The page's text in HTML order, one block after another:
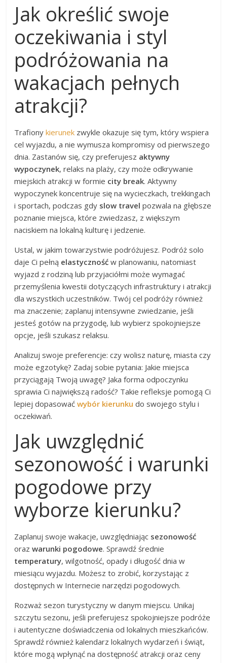
Jak określić swoje
oczekiwania i styl
podróżowania na
wakacjach pełnych
atrakcji?
Trafionykierunek zwykle okazuje się tym, który wspiera
cel wyjazdu, a nie wymusza kompromisy od pierwszego
dnia. Zastanów się, czy preferujesz aktywny
wypoczynek, relaks na plaży, czy może odkrywanie
miejskich atrakcji w formie city break. Aktywny
wypoczynek koncentruje się na wycieczkach, trekkingach
i sportach, podczas gdy slow travel pozwala na głębsze
poznanie miejsca, które zwiedzasz, z większym
naciskiem na lokalną kulturę i jedzenie.
Ustal, w jakim towarzystwie podróżujesz. Podróż solo
daje Ci pełną elastyczność w planowaniu, natomiast
wyjazd z rodziną lub przyjaciółmi może wymagać
przemyślenia kwestii dotyczących infrastruktury i atrakcji
dla wszystkich uczestników. Twój cel podróży również
ma znaczenie; zaplanuj intensywne zwiedzanie, jeśli
jesteś gotów na przygodę, lub wybierz spokojniejsze
opcje, jeśli szukasz relaksu.
Analizuj swoje preferencje: czy wolisz naturę, miasta czy
może egzotykę? Zadaj sobie pytania: Jakie miejsca
przyciągają Twoją uwagę? Jaka forma odpoczynku
sprawia Ci największą radość? Takie refleksje pomogą Ci
lepiej dopasowaćwybór kierunku do swojego stylu i
oczekiwań.
Jak uwzględnić
sezonowość i warunki
pogodowe przy
wyborze kierunku?
Zaplanuj swoje wakacje, uwzględniając sezonowość
orazwarunki pogodowe. Sprawdź średnie
temperatury, wilgotność, opady i długość dnia w
miesiącu wyjazdu. Możesz to zrobić, korzystając z
dostępnych w Internecie narzędzi pogodowych.
Rozważ sezon turystyczny w danym miejscu. Unikaj
szczytu sezonu, jeśli preferujesz spokojniejsze podróże
i autentyczne doświadczenia od lokalnych mieszkańców.
Sprawdź również kalendarz lokalnych wydarzeń i świąt,
które mogą wpłynąć na dostępność atrakcji oraz ceny